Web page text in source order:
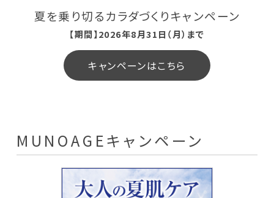
プライバシーポリシー
よくあるご質問
ILACY（アイラシイ）とは
夏を乗り切るカラダづくりキャンペーン
【期間】2026年8月31日（月）まで
キャンペーンはこちら
MUNOAGEキャンペーン